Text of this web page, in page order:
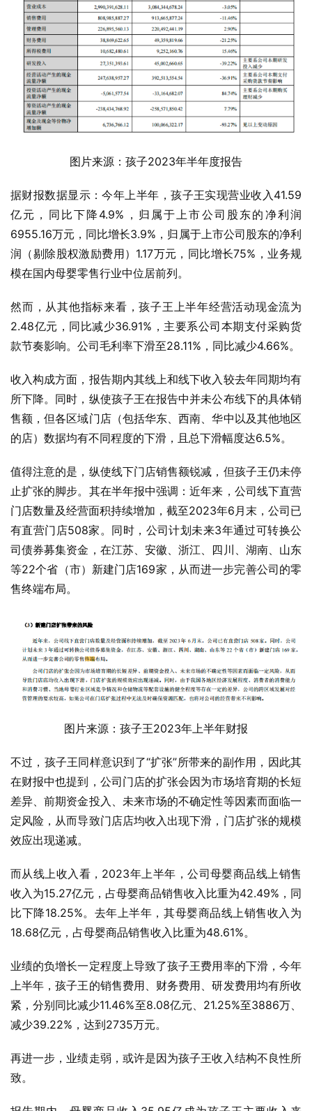
图片来源：孩子2023年半年度报告
据财报数据显示：今年上半年，孩子王实现营业收入41.59
亿元，同比下降4.9%，归属于上市公司股东的净利润
6955.16万元，同比增长3.9%，归属于上市公司股东的净利
润（剔除股权激励费用）1.17万元，同比增长75%，业务规
模在国内母婴零售行业中位居前列。
然而，从其他指标来看，孩子王上半年经营活动现金流为
2.48亿元，同比减少36.91%，主要系公司本期支付采购货
款节奏影响。公司毛利率下滑至28.11%，同比减少4.66%。
收入构成方面，报告期内其线上和线下收入较去年同期均有
所下降。同时，纵使孩子王在报告中并未公布线下的具体销
售额，但各区域门店（包括华东、西南、华中以及其他地区
的店）数据均有不同程度的下滑，且总下滑幅度达6.5%。
值得注意的是，纵使线下门店销售额锐减，但孩子王仍未停
止扩张的脚步。其在半年报中强调：近年来，公司线下直营
门店数量及经营面积持续增加，截至2023年6月末，公司已
有直营门店508家。同时，公司计划未来3年通过可转换公
司债券募集资金，在江苏、安徽、浙江、四川、湖南、山东
等22个省（市）新建门店169家，从而进一步完善公司的零
售终端布局。
图片来源：孩子王2023年上半年财报
不过，孩子王同样意识到了“扩张”所带来的副作用，因此其
在财报中也提到，公司门店的扩张会因为市场培育期的长短
差异、前期资金投入、未来市场的不确定性等因素而面临一
定风险，从而导致门店店均收入出现下滑，门店扩张的规模
效应出现递减。
而从线上收入看，2023年上半年，公司母婴商品线上销售
收入为15.27亿元，占母婴商品销售收入比重为42.49%，同
比下降18.25%。去年上半年，其母婴商品线上销售收入为
18.68亿元，占母婴商品销售收入比重为48.61%。
业绩的负增长一定程度上导致了孩子王费用率的下滑，今年
上半年，孩子王的销售费用、财务费用、研发费用均有所收
紧，分别同比减少11.46%至8.08亿元、21.25%至3886万、
减少39.22%，达到2735万元。
再进一步，业绩走弱，或许是因为孩子王收入结构不良性所
致。